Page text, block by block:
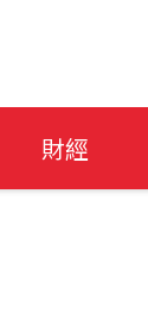
財經